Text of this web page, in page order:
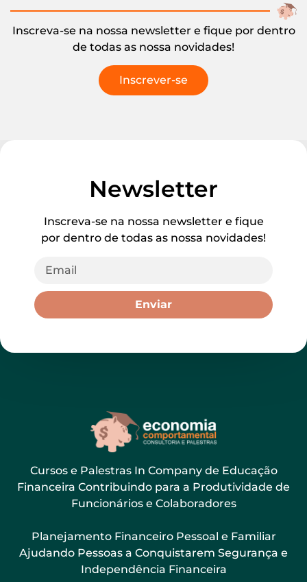
Inscreva-se na nossa newsletter e fique por dentro
de todas as nossa novidades!
Inscrever-se
Newsletter
Inscreva-se na nossa newsletter e fique
por dentro de todas as nossa novidades!
Enviar
Cursos e Palestras In Company de Educação
Financeira Contribuindo para a Produtividade de
Funcionários e Colaboradores
Planejamento Financeiro Pessoal e Familiar
Ajudando Pessoas a Conquistarem Segurança e
Independência Financeira